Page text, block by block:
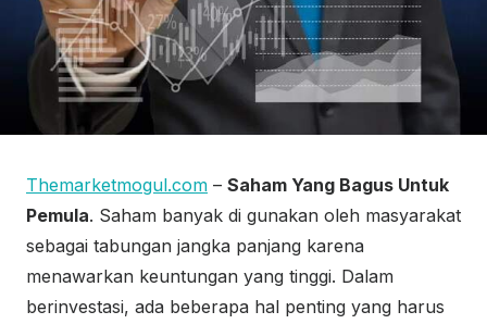
Themarketmogul.com – Saham Yang Bagus Untuk
Pemula. Saham banyak di gunakan oleh masyarakat
sebagai tabungan jangka panjang karena
menawarkan keuntungan yang tinggi. Dalam
berinvestasi, ada beberapa hal penting yang harus